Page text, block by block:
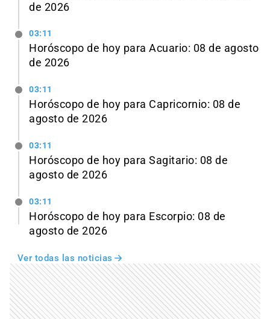
de 2026
03:11
Horóscopo de hoy para Acuario: 08 de agosto
de 2026
03:11
Horóscopo de hoy para Capricornio: 08 de
agosto de 2026
03:11
Horóscopo de hoy para Sagitario: 08 de
agosto de 2026
03:11
Horóscopo de hoy para Escorpio: 08 de
agosto de 2026
Ver todas las noticias